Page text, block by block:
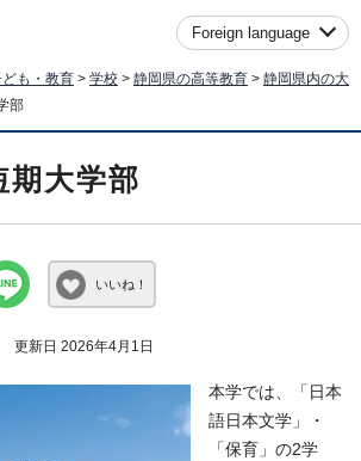
Foreign language
も・教育 > 学校 > 静岡県の高等教育 > 静岡県内の大
部
期大学部
いいね！
更新日 2026年4月1日
本学では、「日本
語日本文学」・
「保育」の2学